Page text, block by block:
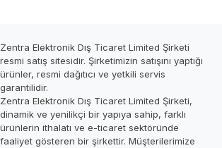
Zentra Elektronik Dış Ticaret Limited Şirketi
resmi satış sitesidir. Şirketimizin satışını yaptığı
ürünler, resmi dağıtıcı ve yetkili servis
garantilidir.
Zentra Elektronik Dış Ticaret Limited Şirketi,
dinamik ve yenilikçi bir yapıya sahip, farklı
ürünlerin ithalatı ve e-ticaret sektöründe
faaliyet gösteren bir şirkettir. Müşterilerimize